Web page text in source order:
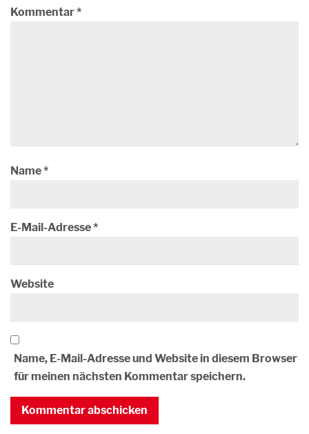
Kommentar*
Name*
E-Mail-Adresse*
Website
Name, E-Mail-Adresse und Website in diesem Browser
für meinen nächsten Kommentar speichern.